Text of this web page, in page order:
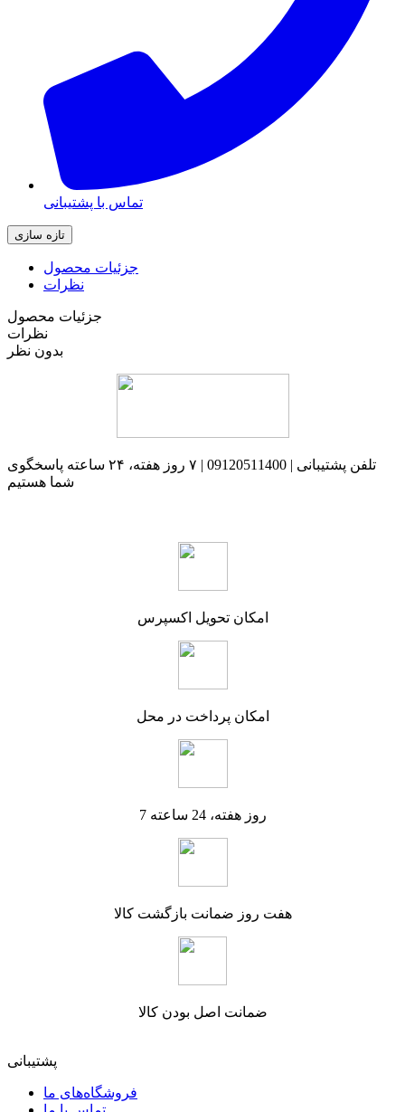
تماس با پشتیبانی
جزئیات محصول
نظرات
جزئیات محصول
نظرات
بدون نظر
تلفن پشتیبانی | 09120511400 | ۷ روز هفته، ۲۴ ساعته پاسخگوی
شما هستیم
امکان تحویل اکسپرس
امکان پرداخت در محل
7 روز هفته، 24 ساعته
هفت روز ضمانت بازگشت کالا
ضمانت اصل بودن کالا
پشتیبانی
فروشگاه‌های ما